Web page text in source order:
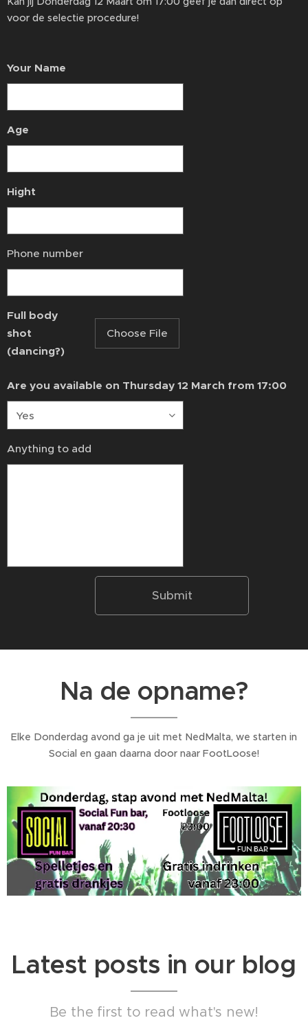
voor de selectie procedure!
Your Name
Age
Hight
Phone number
Full body
shot
(dancing?)
Choose File
Are you available on Thursday 12 March from 17:00
Anything to add
Submit
Na de opname?
Elke Donderdag avond ga je uit met NedMalta, we starten in
Social en gaan daarna door naar FootLoose!
Latest posts in our blog
Be the first to read what's new!